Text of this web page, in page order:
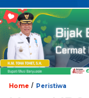
Home / Peristiwa